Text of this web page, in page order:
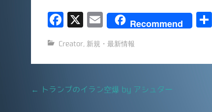
F
c
e
b
X
E
ai
l
Recommend
Creator 新規・最新情報
Post
← トランプのイラン空爆 by アシュター